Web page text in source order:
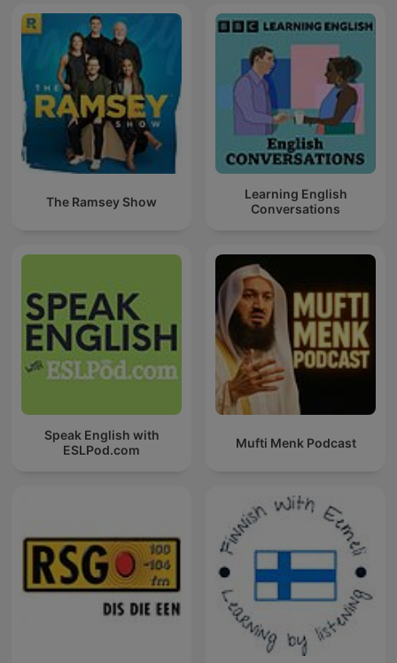
The Ramsey Show
Learning English
Conversations
Speak English with
ESLPod.com
Mufti Menk Podcast